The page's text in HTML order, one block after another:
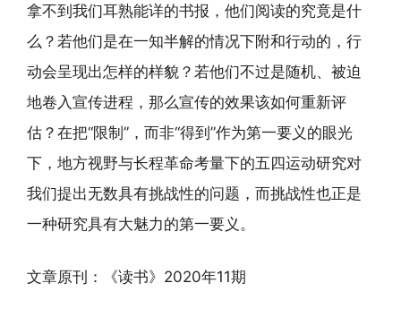
拿不到我们耳熟能详的书报，他们阅读的究竟是什
么？若他们是在一知半解的情况下附和行动的，行
动会呈现出怎样的样貌？若他们不过是随机、被迫
地卷入宣传进程，那么宣传的效果该如何重新评
估？在把“限制”，而非“得到”作为第一要义的眼光
下，地方视野与长程革命考量下的五四运动研究对
我们提出无数具有挑战性的问题，而挑战性也正是
一种研究具有大魅力的第一要义。
文章原刊：《读书》2020年11期